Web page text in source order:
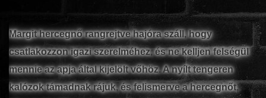
www.onlinefilmvilag2.eu,Copyright © 2017-2026 Az oldal nem tárol
semmilyen jogsértő tartalmat. Minden adat külső forrásból származik |
Margit hercegnő rangrejtve hajóra száll, hogy
csatlakozzon igazi szerelméhez, és ne kelljen felségül
mennie az apja által kijelölt vőhöz. A nyílt tengeren
kalózok támadnak rájuk, és felismerve a hercegnőt,